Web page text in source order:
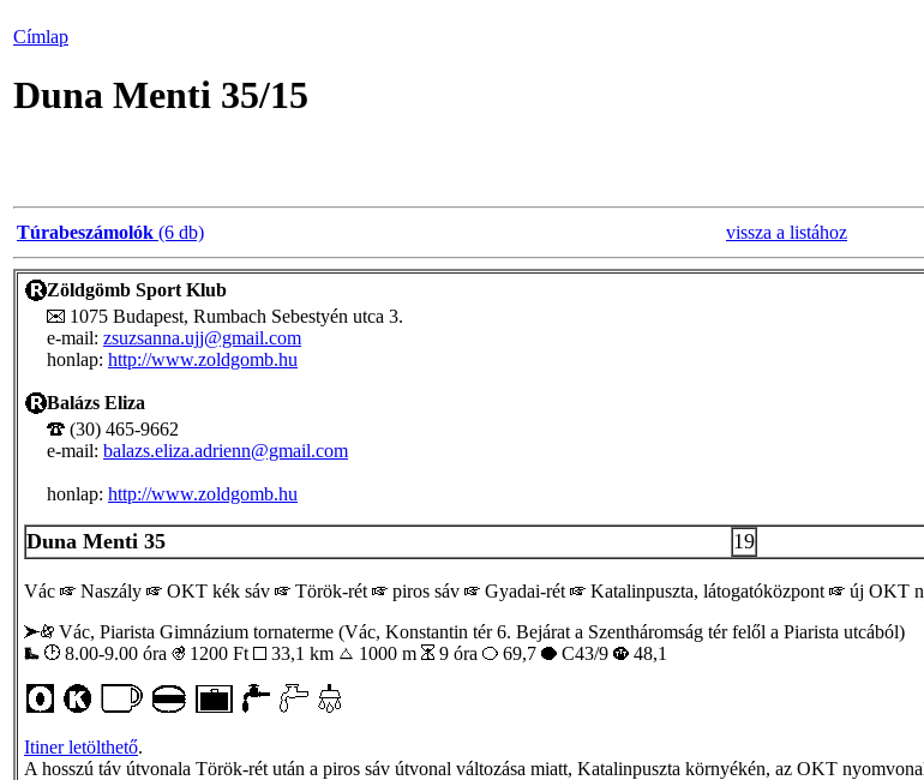
Címlap
Duna Menti 35/15
Túrabeszámolók (6 db) vissza a listához
Zöldgömb Sport Klub
1075 Budapest, Rumbach Sebestyén utca 3.
e-mail: zsuzsanna.ujj@gmail.com
honlap: http://www.zoldgomb.hu
Balázs Eliza
(30) 465-9662
e-mail: balazs.eliza.adrienn@gmail.com
honlap: http://www.zoldgomb.hu
Duna Menti 35 19
Vác Naszály OKT kék sáv Török-rét piros sáv Gyadai-rét Katalinpuszta, látogatóközpont új OKT
Vác, Piarista Gimnázium tornaterme (Vác, Konstantin tér 6. Bejárat a Szentháromság tér felől a Piarista utcából)
8.00-9.00 óra
1200 Ft 33,1 km 1000 m 9 óra 69,7 C43/9 48,1
Itiner letölthető.
A hosszú táv útvonala Török-rét után a piros sáv útvonal változása miatt, Katalinpuszta környékén, az OKT